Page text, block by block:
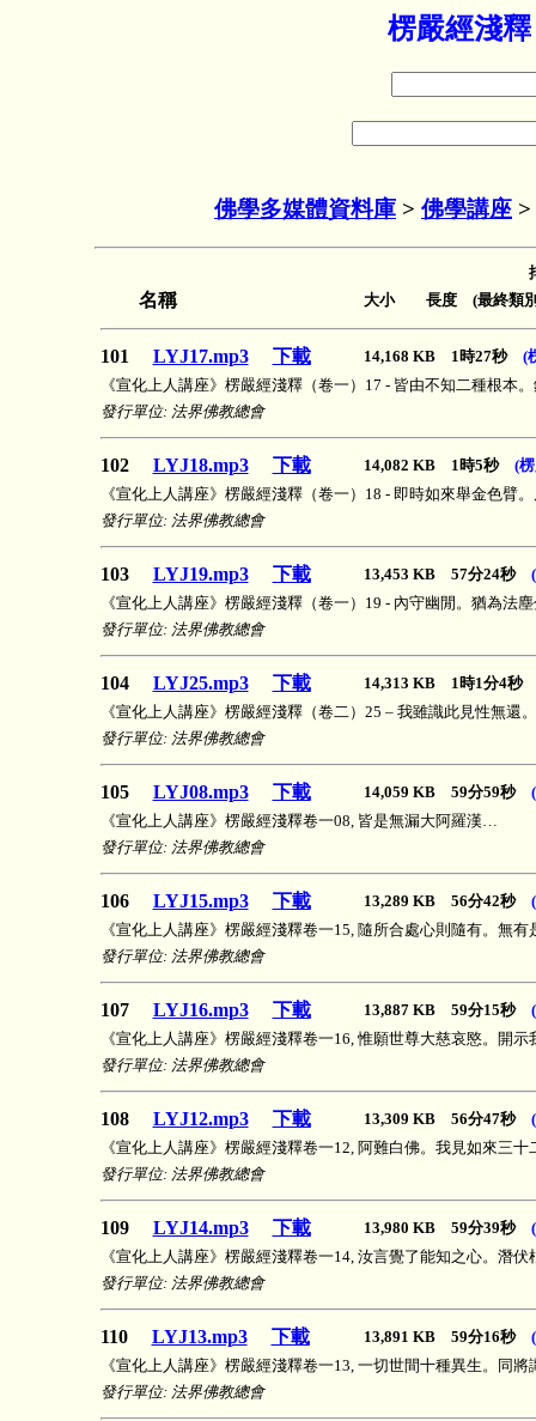
楞嚴經淺
佛學多媒體資料庫 > 佛學講座 >
名稱 大小 長度 (最終類
101 LYJ17.mp3 下載 14,168 KB 1時27秒 (
《宣化上人講座》楞嚴經淺釋（卷一）17 - 皆由不知二種根本
發行單位: 法界佛教總會
102 LYJ18.mp3 下載 14,082 KB 1時5秒 (
《宣化上人講座》楞嚴經淺釋（卷一）18 - 即時如來舉金色臂
發行單位: 法界佛教總會
103 LYJ19.mp3 下載 13,453 KB 57分24秒
《宣化上人講座》楞嚴經淺釋（卷一）19 - 內守幽閒。猶為法
發行單位: 法界佛教總會
104 LYJ25.mp3 下載
14,313 KB 1時1分4
《宣化上人講座》楞嚴經淺釋（卷二）25 – 我雖識此見性無還
發行單位: 法界佛教總會
105 LYJ08.mp3 下載 14,059 KB 59分59秒
《宣化上人講座》楞嚴經淺釋卷一08, 皆是無漏大阿羅漢…
發行單位: 法界佛教總會
106 LYJ15.mp3 下載 13,289 KB 56分42秒
《宣化上人講座》楞嚴經淺釋卷一15, 隨所合處心則隨有。無
發行單位: 法界佛教總會
107 LYJ16.mp3 下載 13,887 KB 59分15秒
《宣化上人講座》楞嚴經淺釋卷一16, 惟願世尊大慈哀愍。開
發行單位: 法界佛教總會
108 LYJ12.mp3 下載 13,309 KB 56分47秒
《宣化上人講座》楞嚴經淺釋卷一12, 阿難白佛。我見如來三
發行單位: 法界佛教總會
109 LYJ14.mp3 下載 13,980 KB 59分39秒
《宣化上人講座》楞嚴經淺釋卷一14, 汝言覺了能知之心。潛
發行單位: 法界佛教總會
110 LYJ13.mp3 下載 13,891 KB 59分16秒
《宣化上人講座》楞嚴經淺釋卷一13, 一切世間十種異生。同
發行單位: 法界佛教總會